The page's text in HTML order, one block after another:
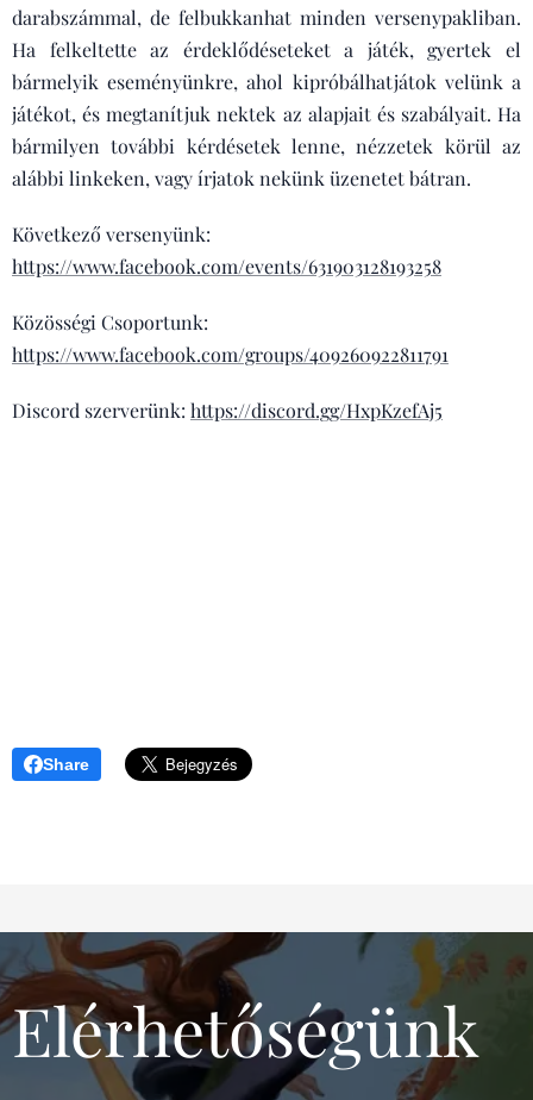
darabszámmal, de felbukkanhat minden versenypakliban.
Ha felkeltette az érdeklődéseteket a játék, gyertek el
bármelyik eseményünkre, ahol kipróbálhatjátok velünk a
játékot, és megtanítjuk nektek az alapjait és szabályait. Ha
bármilyen további kérdésetek lenne, nézzetek körül az
alábbi linkeken, vagy írjatok nekünk üzenetet bátran.
Következő versenyünk:
https://www.facebook.com/events/631903128193258
Közösségi Csoportunk:
https://www.facebook.com/groups/409260922811791
Discord szerverünk: https://discord.gg/HxpKzefAj5
Share
Elérhetőségünk